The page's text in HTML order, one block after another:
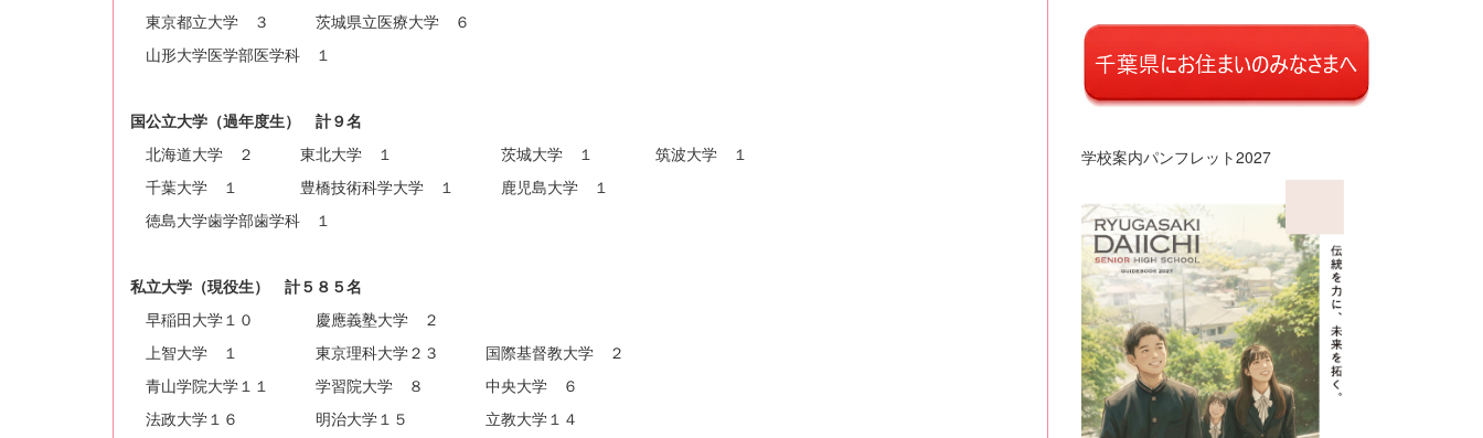
東京都立大学 ３ 茨城県立医療大学 ６
山形大学医学部医学科 １
国公立大学（過年度生） 計９名
北海道大学 ２ 東北大学 １ 茨城大学 １ 筑波大学 １
千葉大学 １ 豊橋技術科学大学 １ 鹿児島大学 １
徳島大学歯学部歯学科 １
私立大学（現役生） 計５８５名
早稲田大学１０ 慶應義塾大学 ２
上智大学 １ 東京理科大学２３ 国際基督教大学 ２
青山学院大学１１ 学習院大学 ８ 中央大学 ６
法政大学１６ 明治大学１５ 立教大学１４
学校案内パンフレット2027